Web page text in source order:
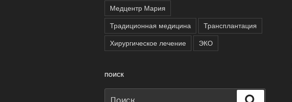
Медцентр Мария
Традиционная медицина
Трансплантация
Хирургическое лечение
ЭКО
ПОИСК